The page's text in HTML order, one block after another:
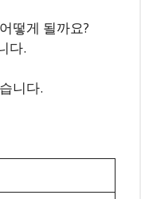
떻게 될까요?
다.
니다.